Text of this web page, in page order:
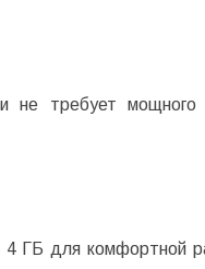
не требует
ГБ для комфортной